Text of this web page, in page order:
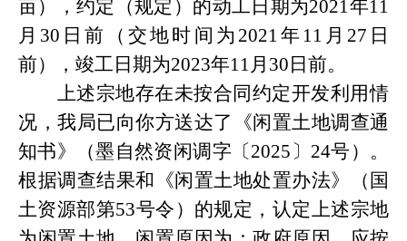
亩） ，约定（规定）的动工日期为2021 年11
月 30 日前 （交地时间为 2021 年 11 月 27 日
前），竣工日期为2023年11 月 30 日前。
上述宗地存在未按合同约定开发利用情
况，我局已向你方送达了
《闲置土地调查通
知书》（墨自然资闲调字〔2025〕24号） 。
根据调查结果和《闲置土地处置办法》（国
土资源部第53号令）的规定，认定上述宗地